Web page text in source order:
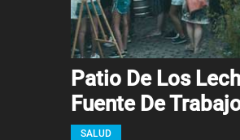
Patio De Los
Fuente De
SALUD